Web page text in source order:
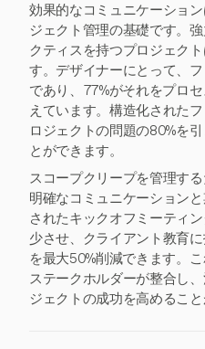
効果的なコミュニケーショ
ジェクト管理の基礎です。
クティスを持つプロジェク
す。デザイナーにとって、
であり、77%がそれをプロ
えています。構造化された
ロジェクトの問題の80%を
とができます。
スコープクリープを管理す
明確なコミュニケーション
されたキックオフミーティ
少させ、クライアント教育
を最大50%削減できます。
ステークホルダーが整合し
ジェクトの成功を高めること